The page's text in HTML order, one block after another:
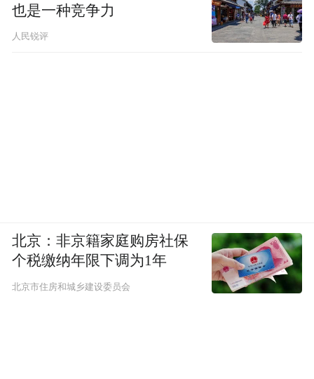
也是一种竞争力
人民锐评
北京：非京籍家庭购房社保
个税缴纳年限下调为1年
北京市住房和城乡建设委员会